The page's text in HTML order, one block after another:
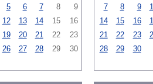
5 6 7 8
9
12 13 14 15
16
19 20 21 22
23
26 27 28 29
30
7
8 9
14
15 16
21
22 23
28
29 30